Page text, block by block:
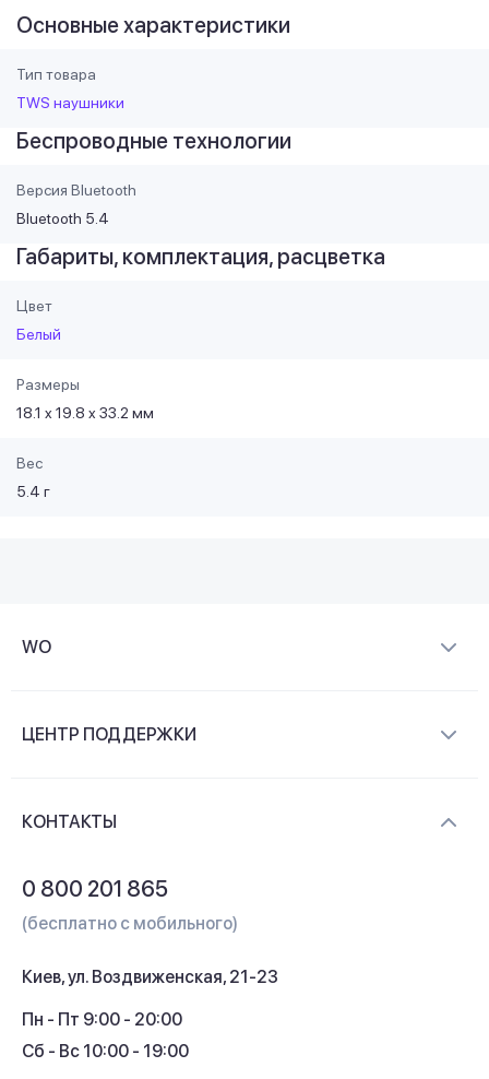
Основные характеристики
Тип товара
TWS наушники
Беспроводные технологии
Версия Bluetooth
Bluetooth 5.4
Габариты, комплектация, расцветка
Цвет
Белый
Размеры
18.1 x 19.8 x 33.2 мм
Вес
5.4 г
WO
Контакты
ЦЕНТР ПОДДЕРЖКИ
Кэшбек
КОНТАКТЫ
0 800 201 865
(бесплатно с мобильного)
Киев, ул. Воздвиженская, 21-23
Пн - Пт 9:00 - 20:00
Сб - Вс 10:00 - 19:00